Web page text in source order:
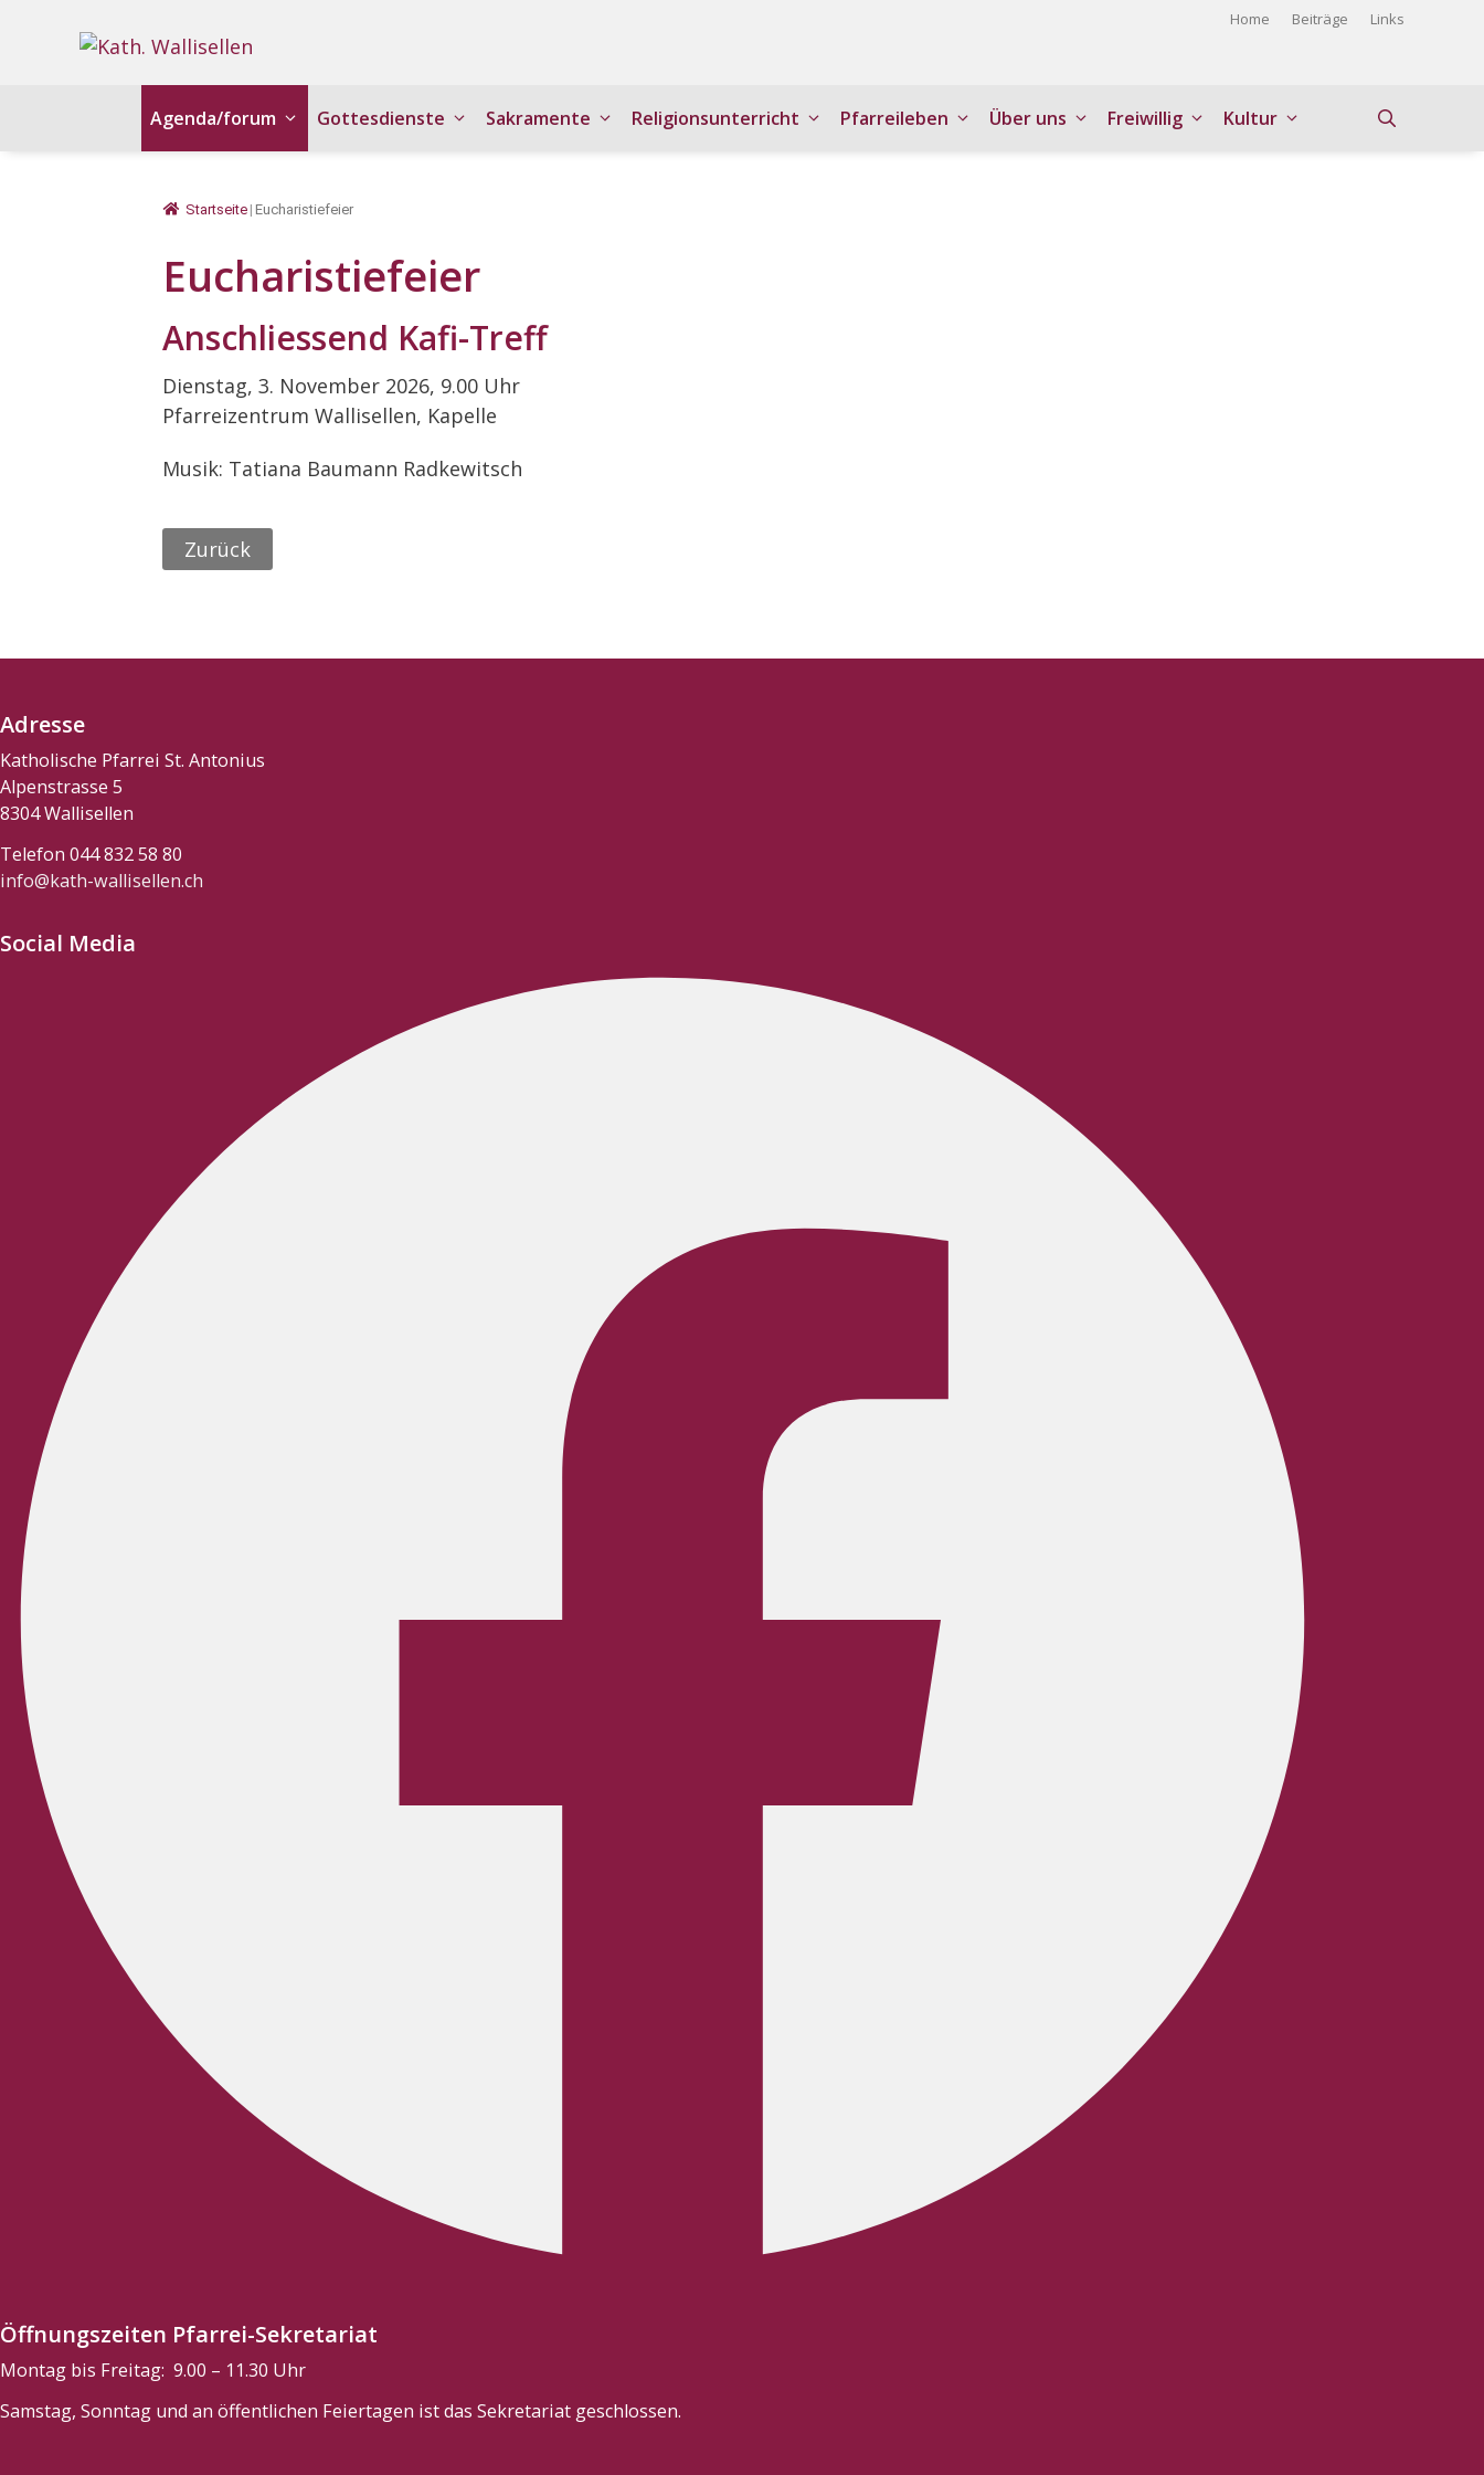
Home Beiträge Links
Agenda/forum Gottesdienste Sakramente Religionsunterricht Pfarreileben Über uns Freiwillig Kultur
Startseite | Eucharistiefeier
Eucharistiefeier
Anschliessend Kafi-Treff
Dienstag, 3. November 2026, 9.00 Uhr
Pfarreizentrum Wallisellen, Kapelle
Musik: Tatiana Baumann Radkewitsch
Zurück
Adresse
Katholische Pfarrei St. Antonius
Alpenstrasse 5
8304 Wallisellen
Telefon 044 832 58 80
info@kath-wallisellen.ch
Social Media
Öffnungszeiten Pfarrei-Sekretariat
Montag bis Freitag: 9.00 – 11.30 Uhr
Samstag, Sonntag und an öffentlichen Feiertagen ist das Sekretariat geschlossen.